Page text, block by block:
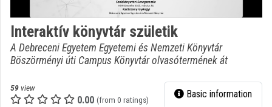
Organization discovery
Organization playlists
Interaktív könyvtár születik
A Debreceni Egyetem Egyetemi és Nemzeti Könyvtár
Böszörményi úti Campus Könyvtár olvasótermének át
59 view
0.00 (from 0 ratings) Basic information